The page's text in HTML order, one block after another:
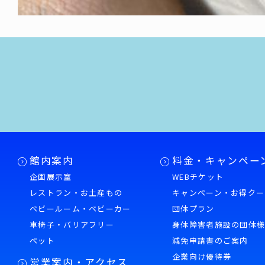
館内案内
企画展示室
レストラン・お土産もの
ベビールーム・ベビーカー
車椅子・バリアフリー
ペット
営業案内・アクセス
料金・キャンペー
WEBチケット
キャンペーン・お得ク
団体プラン
身体障害者施設の団体様
減免申請書のご案内
企業向け優待券